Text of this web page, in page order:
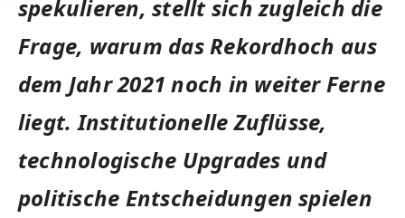
spekulieren, stellt sich zugleich die
Frage, warum das Rekordhoch aus
dem Jahr 2021 noch in weiter Ferne
liegt. Institutionelle Zuflüsse,
technologische Upgrades und
politische Entscheidungen spielen